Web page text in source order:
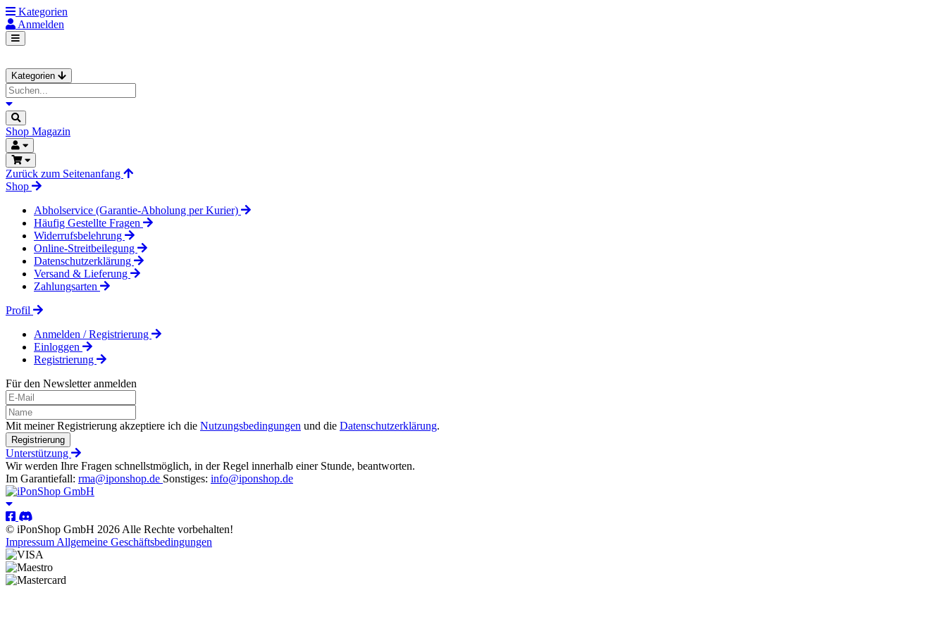
Kategorien
Anmelden
Kategorien
Shop Magazin
Zurück zum Seitenanfang
Shop
Abholservice (Garantie-Abholung per Kurier)
Häufig Gestellte Fragen
Widerrufsbelehrung
Online-Streitbeilegung
Datenschutzerklärung
Versand & Lieferung
Zahlungsarten
Profil
Anmelden / Registrierung
Einloggen
Registrierung
Für den Newsletter anmelden
Mit meiner Registrierung akzeptiere ich die Nutzungsbedingungen und die Datenschutzerklärung.
Registrierung
Unterstützung
Wir werden Ihre Fragen schnellstmöglich, in der Regel innerhalb einer Stunde, beantworten.
Im Garantiefall: rma@iponshop.de Sonstiges: info@iponshop.de
© iPonShop GmbH 2026 Alle Rechte vorbehalten!
Impressum Allgemeine Geschäftsbedingungen